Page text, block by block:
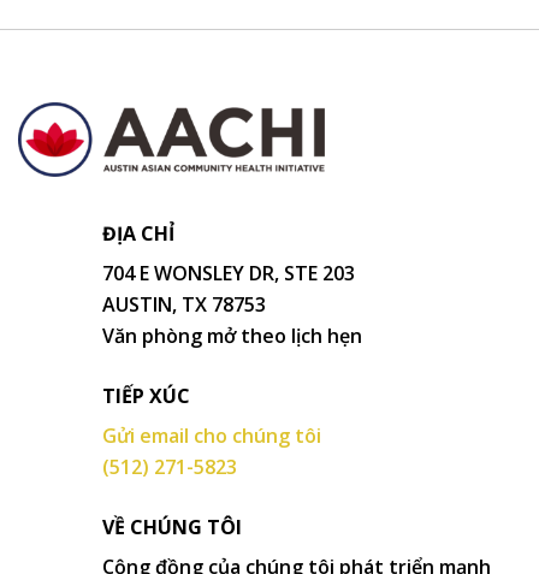
ĐỊA CHỈ
704 E WONSLEY DR, STE 203
AUSTIN, TX 78753
Văn phòng mở theo lịch hẹn
TIẾP XÚC
Gửi email cho chúng tôi
(512) 271-5823
VỀ CHÚNG TÔI
Cộng đồng của chúng tôi phát triển mạnh